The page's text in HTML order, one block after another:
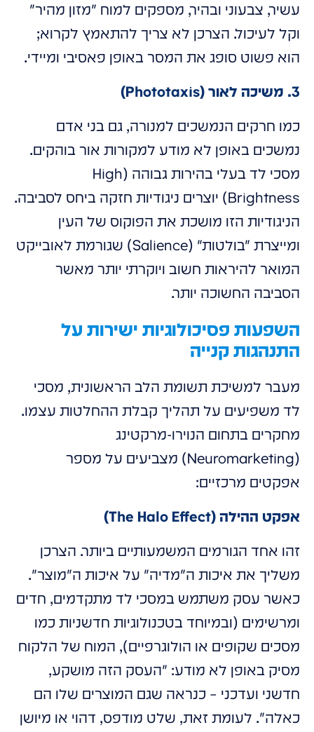
עשיר, צבעוני ובהיר, מספקים למוח "מזון מהיר"
וקל לעיכול. הצרכן לא צריך להתאמץ לקרוא;
הוא פשוט סופג את המסר באופן פאסיבי ומיידי.
3. משיכה לאור (Phototaxis)
כמו חרקים הנמשכים למנורה, גם בני אדם
נמשכים באופן לא מודע למקורות אור בוהקים.
מסכי לד בעלי בהירות גבוהה (High
Brightness) יוצרים ניגודיות חזקה ביחס לסביבה.
הניגודיות הזו מושכת את הפוקוס של העין
ומייצרת "בולטות" (Salience) שגורמת לאובייקט
המואר להיראות חשוב ויוקרתי יותר מאשר
הסביבה החשוכה יותר.
השפעות פסיכולוגיות ישירות על
התנהגות קנייה
מעבר למשיכת תשומת הלב הראשונית, מסכי
לד משפיעים על תהליך קבלת ההחלטות עצמו.
מחקרים בתחום הנוירו-מרקטינג
(Neuromarketing) מצביעים על מספר
אפקטים מרכזיים:
אפקט ההילה (The Halo Effect)
זהו אחד הגורמים המשמעותיים ביותר. הצרכן
משליך את איכות ה"מדיה" על איכות ה"מוצר".
כאשר עסק משתמש במסכי לד מתקדמים, חדים
ומרשימים (ובמיוחד בטכנולוגיות חדשניות כמו
מסכים שקופים או הולוגרפיים), המוח של הלקוח
מסיק באופן לא מודע: "העסק הזה מושקע,
חדשני ועדכני – כנראה שגם המוצרים שלו הם
כאלה". לעומת זאת, שלט מודפס, דהוי או מיושן